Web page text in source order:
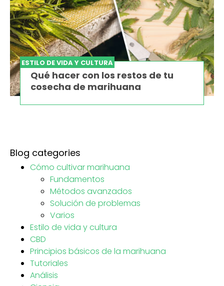
ESTILO DE VIDA Y CULTURA
Qué hacer con los restos de tu
cosecha de marihuana
Blog categories
Cómo cultivar marihuana
Fundamentos
Métodos avanzados
Solución de problemas
Varios
Estilo de vida y cultura
CBD
Principios básicos de la marihuana
Tutoriales
Análisis